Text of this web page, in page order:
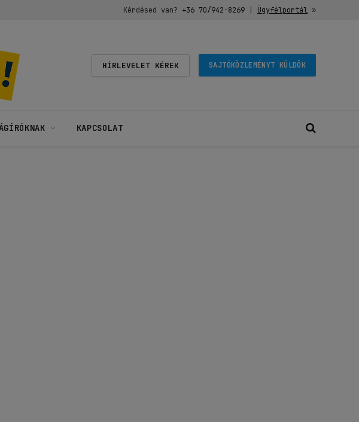
Kérdésed van? +36 70/942-8269| Ügyfélportál»
HÍRLEVELET KÉREK SAJTÓKÖZLEMÉNYT KÜLDÖK
KAPCSOLAT